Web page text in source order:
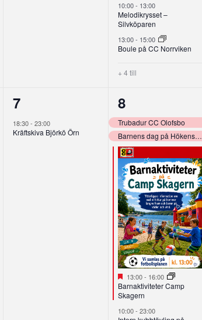
10:00- 13:00
Melodikrysset –
Silvköparen
13:00- 15:00
Boule på CC Norrviken
+ 4 till
1
evenemang,
7
18:30-23:00
Kräftskiva Björkö Örn
10
evenemang,
8
Trubadur CC Olofsbo
Barnens dag på Hökensås!
Utvalt
13:00- 16:00
Barnaktiviteter Camp
Skagern
10:00-23:00